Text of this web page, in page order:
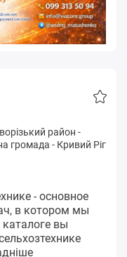
район -
громада - Кривий Ріг
- основное
в котором мы
вы